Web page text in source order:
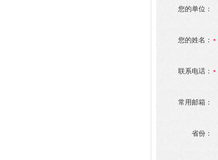
您的单位：
您的姓名：
联系电话：
常用邮箱：
省份：